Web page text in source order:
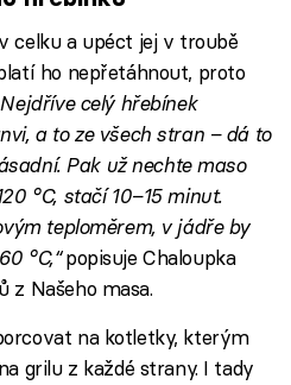
celku a upéct jej v troubě
ho nepřetáhnout, proto
celý hřebínek
a to ze všech stran – dá to
Pak už nechte maso
°C, stačí 10–15 minut.
teploměrem, v jádře by
°C,“popisuje Chaloupka
z Našeho masa.
na kotletky, kterým
grilu z každé strany. I tady